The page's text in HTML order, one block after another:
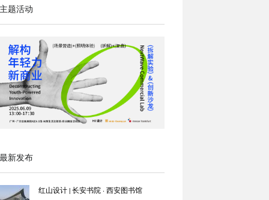
题活动
新发布
红山设计 | 长安书院 · 西安图书馆